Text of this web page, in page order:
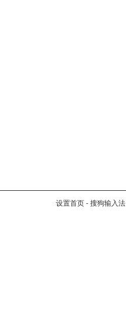
设置首页 - 搜狗输入法